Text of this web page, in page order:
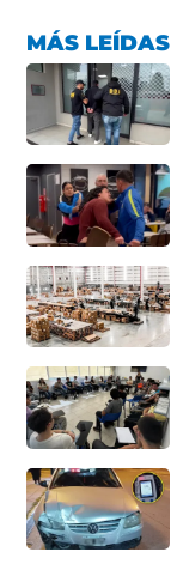
MÁS LEÍDAS